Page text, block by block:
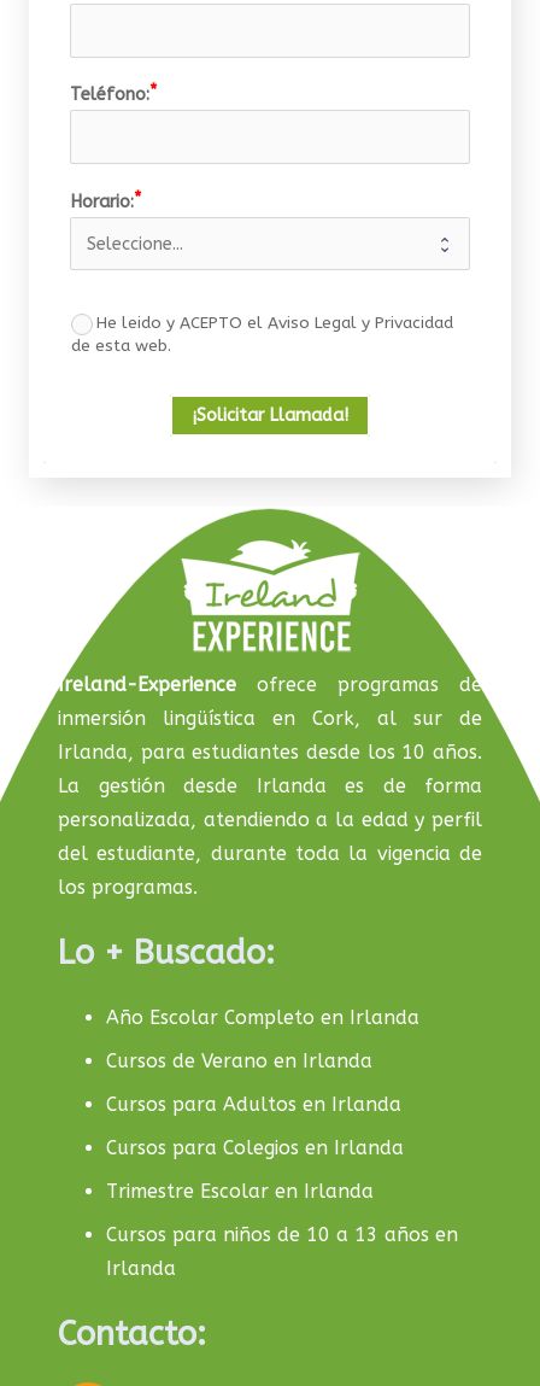
Teléfono:
Horario:
He leido y ACEPTO el Aviso Legal y Privacidad
de esta web.
¡Solicitar Llamada!
Ireland-Experience ofrece programas de
inmersión lingüística en Cork, al sur de
Irlanda, para estudiantes desde los 10 años.
La gestión desde Irlanda es de forma
personalizada, atendiendo a la edad y perfil
del estudiante, durante toda la vigencia de
los programas.
Lo + Buscado:
Año Escolar Completo en Irlanda
Cursos de Verano en Irlanda
Cursos para Adultos en Irlanda
Cursos para Colegios en Irlanda
Trimestre Escolar en Irlanda
Cursos para niños de 10 a 13 años en
Irlanda
Contacto: